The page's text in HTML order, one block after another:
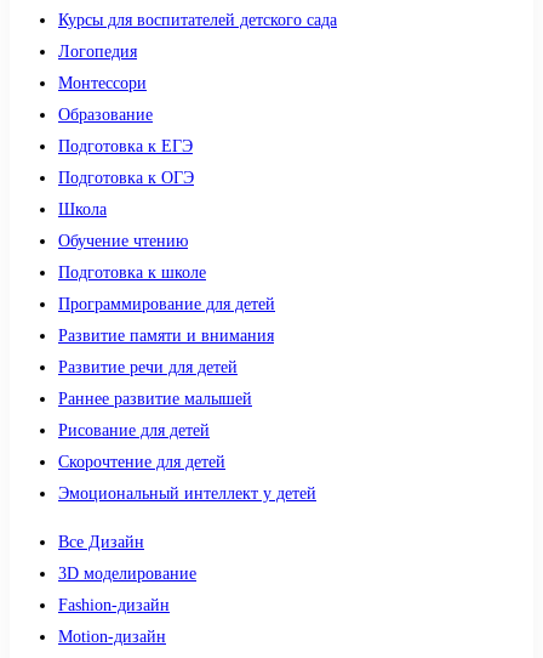
Курсы для воспитателей детского сада
Логопедия
Монтессори
Образование
Подготовка к ЕГЭ
Подготовка к ОГЭ
Школа
Обучение чтению
Подготовка к школе
Программирование для детей
Развитие памяти и внимания
Развитие речи для детей
Раннее развитие малышей
Рисование для детей
Скорочтение для детей
Эмоциональный интеллект у детей
Все Дизайн
3D моделирование
Fashion-дизайн
Motion-дизайн